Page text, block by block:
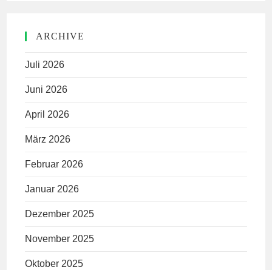
ARCHIVE
Juli 2026
Juni 2026
April 2026
März 2026
Februar 2026
Januar 2026
Dezember 2025
November 2025
Oktober 2025